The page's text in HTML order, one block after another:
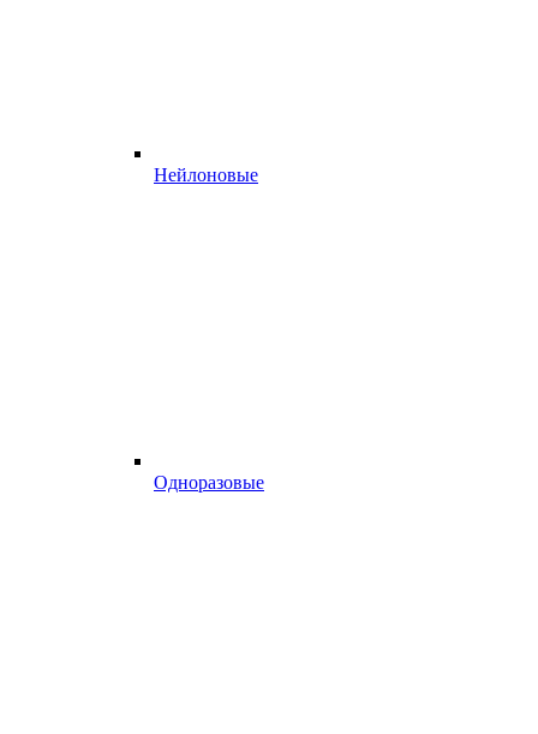
Нейлоновые
Одноразовые